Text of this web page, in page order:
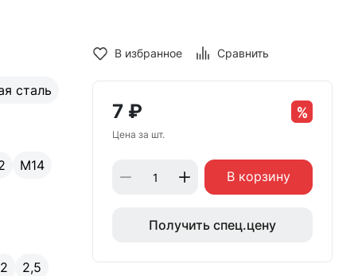
сталь
М14
2 2,5
В избранное Сравнить
7 ₽
Цена за шт.
В корзину
Получить спец.цену